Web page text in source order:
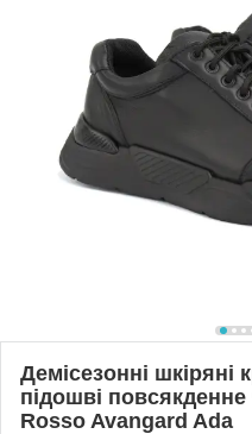
Демісезонні шкіряні
підошві
Rosso Avangard Ada